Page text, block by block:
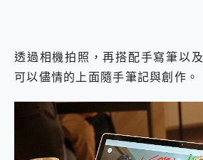
透過相機拍照，再搭配手寫筆以
可以儘情的上面隨手筆記與創作。